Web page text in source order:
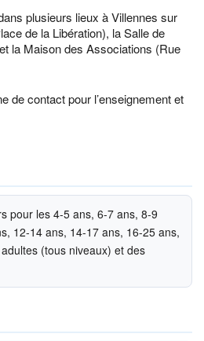
plusieurs lieux à Villennes sur
de la Libération), la Salle de
la Maison des Associations (Rue
de contact pour l’enseignement et
pour les 4-5 ans, 6-7 ans, 8-9
12-14 ans, 14-17 ans, 16-25 ans,
(tous niveaux) et des